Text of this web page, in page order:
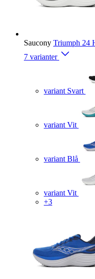
Saucony Triumph 24
7 varianter
variant Svart
variant Vit
variant Blå
variant Vit
+3